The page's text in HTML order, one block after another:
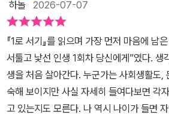
리를 배신하지 않지만, 그 노력이 세상에 닿
다는 것 p31버티며 운은 기다리는 게 아니라, 입을 다물고 버는 것이
다.​한 문장이 유독 오래 머물렀다. 노력은
만 그 노력이 세상에 닿으려면, 운이라는
것.​장동민의 '그까이것 대충 하면 되지 뭐'가
대로, 없으면 없는 대로 사는 태도. 그건 운
다. 니체가 말한 초인은 주어진 걸 그냥 견디
운동에 대한 지면 할애는 보다 폭 넓은 대중
사이기도 하다.한발 서기 운동은 균형감각,
인지 기능, 코어 안정성 등 다양한 연계 기
위한 밑바탕이 될 수 있음을 터득하게 된
어남을 뜻한다.이는 정신적, 신체적, 사회
의미한다.지금의 나, 우리의 샹황을 깊이있
하는 법을 가르쳐 주지 않았다. 돈을 벌라고
키는 지를 가르쳐 주지 않았다. 친구랑 사이
쁜 인연을 정리하는 법을 가르쳐 주지 않
하다고 배웠지만 실상은 눈 감으면 코 베이
공감한다. 한문장 한문장 뼈때리는 말이다.
온 사람들이라면 더더욱 공감할 것이다. 기
세상에서 응용할 수가 없었다. 응용은 개인
하놀 2026-07-07
『1로 서기』를 읽으며 가장 먼저 마음에 남
서툴고 낯선 인생 1회차 당신에게”였다. 생
생을 처음 살아간다. 누군가는 사회생활도,
숙해 보이지만 사실 자세히 들여다보면 각
고 있는지도 모른다. 나 역시 나이가 들면